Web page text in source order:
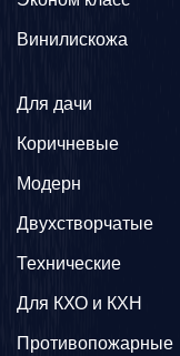
Винилискожа
Для дачи
Коричневые
Модерн
Двухстворчатые
Технические
Для КХО и КХН
Противопожарные